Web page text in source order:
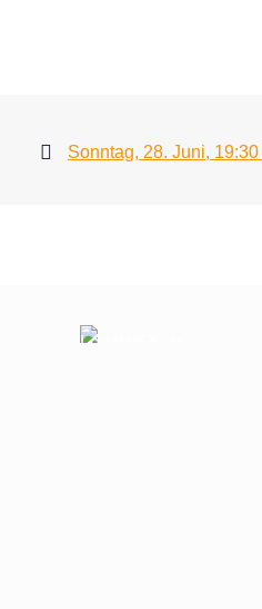
Sonntag, 28. Juni,